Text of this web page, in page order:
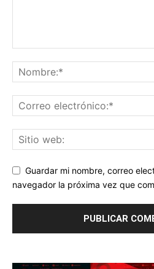
Guardar mi nombre, correo
navegador la próxima vez que